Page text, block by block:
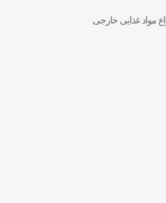
مواد غذایی خارجی